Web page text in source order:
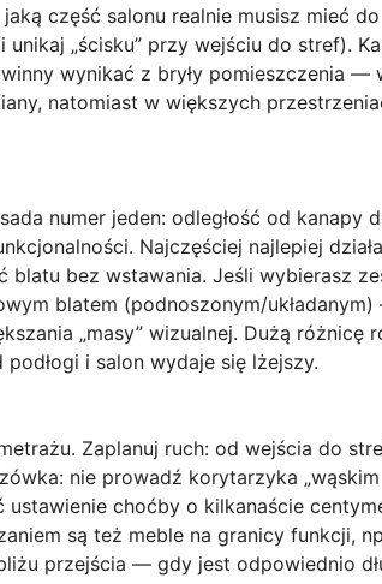
część salonu realnie musisz mieć do
„ścisku” przy wejściu do stref).
wynikać z bryły pomieszczenia —
natomiast w większych
numer jeden: odległość od kanapy
Najczęściej najlepiej
blatu bez wstawania. Jeśli wybierasz
blatem (podnoszonym/
„masy” wizualnej. Dużą różnicę
i salon wydaje się lżejszy.
Zaplanuj ruch: od wejścia do
nie prowadź korytarzyka „wąskim
choćby o kilkanaście
są też meble na granicy funkcji,
przejścia — gdy jest odpowiednio